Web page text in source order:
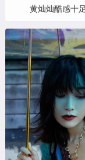
黄灿灿酷感十